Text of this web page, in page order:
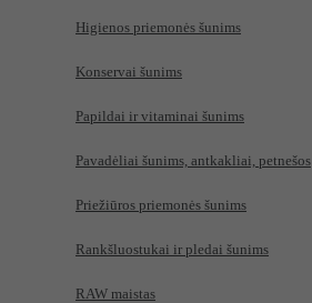
Higienos priemonės šunims
Konservai šunims
Papildai ir vitaminai šunims
Pavadėliai šunims, antkakliai, petnešos
Priežiūros priemonės šunims
Rankšluostukai ir pledai šunims
RAW maistas